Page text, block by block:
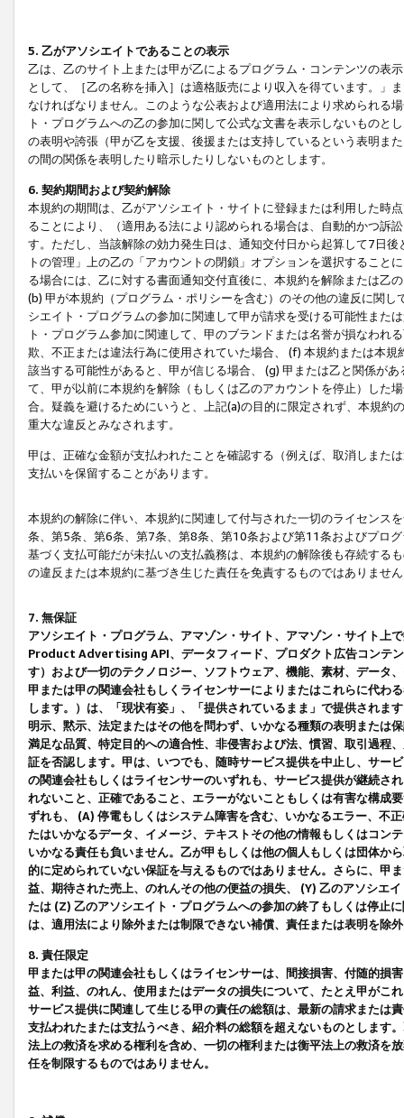
5. 乙がアソシエイトであることの表示
乙は、乙のサイト上または甲が乙によるプログラム・コンテンツの表
として、［乙の名称を挿入］は適格販売により収入を得ています。」
なければなりません。このような公表および適用法により求められる
ト・プログラムへの乙の参加に関して公式な文書を表示しないもの
の表明や誇張（甲が乙を支援、後援または支持しているという表明ま
の間の関係を表明したり暗示したりしないものとします。
6. 契約期間および契約解除
本規約の期間は、乙がアソシエイト・サイトに登録または利用した時
ることにより、（適用ある法により認められる場合は、自動的かつ訴
す。ただし、当該解除の効力発生日は、通知交付日から起算して7日
トの管理」上の乙の「アカウントの閉鎖」オプションを選択するこ
る場合には、乙に対する書面通知交付直後に、本規約を解除または乙
(b) 甲が本規約（プログラム・ポリシーを含む）のその他の違反に関
シエイト・プログラムの参加に関連して甲が請求を受ける可能性また
ト・プログラム参加に関連して、甲のブランドまたは名誉が損なわれ
欺、不正または違法行為に使用されていた場合、 (f) 本規約または本
該当する可能性があると、甲が信じる場合、 (g) 甲または乙と関係が
て、甲が以前に本規約を解除（もしくは乙のアカウントを停止）した
合。疑義を避けるためにいうと、上記(a)の目的に限定されず、本規
重大な違反とみなされます。
甲は、正確な金額が支払われたことを確認する（例えば、取消しまた
支払いを保留することがあります。
本規約の解除に伴い、本規約に関連して付与された一切のライセンス
条、第5条、第6条、第7条、第8条、第10条および第11条およびプロ
基づく支払可能だが未払いの支払義務は、本規約の解除後も存続する
の違反または本規約に基づき生じた責任を免責するものではありませ
7. 無保証
アソシエイト・プログラム、アマゾン・サイト、アマゾン・サイト上
Product Advertising API、データフィード、プロダクト広告コンテ
す）および一切のテクノロジー、ソフトウェア、機能、素材、データ
甲または甲の関連会社もしくライセンサーによりまたはこれらに代わ
します。）は、「現状有姿」、「提供されているまま」で提供されま
明示、黙示、法定またはその他を問わず、いかなる種類の表明または
満足な品質、特定目的への適合性、非侵害および法、慣習、取引過程
証を否認します。甲は、いつでも、随時サービス提供を中止し、サー
の関連会社もしくはライセンサーのいずれも、サービス提供が継続さ
れないこと、正確であること、エラーがないこともしくは有害な構成
ずれも、 (A) 停電もしくはシステム障害を含む、いかなるエラー、不
たはいかなるデータ、イメージ、テキストその他の情報もしくはコン
いかなる責任も負いません。乙が甲もしくは他の個人もしくは団体か
的に定められていない保証を与えるものではありません。さらに、甲
益、期待された売上、のれんその他の便益の損失、 (Y) 乙のアソシエ
たは (Z) 乙のアソシエイト・プログラムへの参加の終了もしくは停止
は、適用法により除外または制限できない補償、責任または表明を除
8. 責任限定
甲または甲の関連会社もしくはライセンサーは、間接損害、付随的損
益、利益、のれん、使用またはデータの損失について、たとえ甲がこ
サービス提供に関連して生じる甲の責任の総額は、最新の請求または
支払われたまたは支払うべき、紹介料の総額を超えないものとします
法上の救済を求める権利を含め、一切の権利または衡平法上の救済を
任を制限するものではありません。